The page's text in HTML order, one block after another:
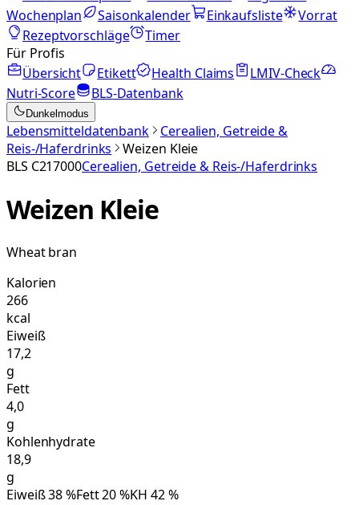
Wochenplan
Saisonkalender Einkaufsliste
Vorrat
Rezeptvorschläge
Timer
Für Profis
Übersicht
Etikett Health Claims
LMIV-Check
Nutri-Score
BLS-Datenbank
Dunkelmodus
Lebensmitteldatenbank
Cerealien, Getreide &
Reis-/Haferdrinks
Weizen Kleie
BLS C217000Cerealien, Getreide & Reis-/Haferdrinks
Weizen Kleie
Wheat bran
Kalorien
266
kcal
Eiweiß
17,2
g
Fett
4,0
g
Kohlenhydrate
18,9
g
Eiweiß38%Fett20%KH 42%